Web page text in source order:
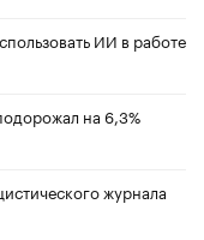
ИИ в работе
на 6,3%
журнала